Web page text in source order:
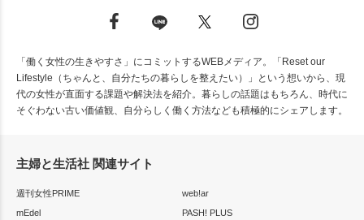
「働く女性の生きやすさ」にコミットするWEBメディア。「Reset our
Lifestyle（ちゃんと、自分たちの暮らしを整えたい）」という想いから、現
代の女性が直面する課題や解決法を紹介。暮らしの話題はもちろん、時代に
そぐわない古い価値観、自分らしく働く方法なども積極的にシェアします。
主婦と生活社 関連サイト
週刊女性PRIME
web!ar
mEdel
PASH! PLUS